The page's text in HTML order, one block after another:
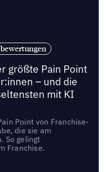
größte Pain Point
– und die
mit KI
Point von Franchise-
die sie am
So gelingt
Franchise.